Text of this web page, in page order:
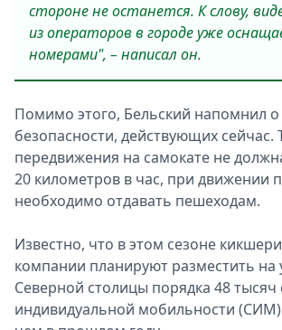
стороне не останется. К слову,
из операторов в городе уже
номерами", – написал он.
Помимо этого, Бельский напомнил о
безопасности, действующих сейчас.
передвижения на самокате не
20 километров в час, при движении
необходимо отдавать пешеходам.
Известно, что в этом сезоне
компании планируют разместить на
Северной столицы порядка 48 тысяч
индивидуальной мобильности